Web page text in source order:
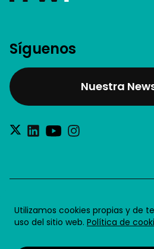
Utilizamos cookies propias y de
uso del sitio web. Política de
Síguenos
Nuestra
®2026 Future for Work SL